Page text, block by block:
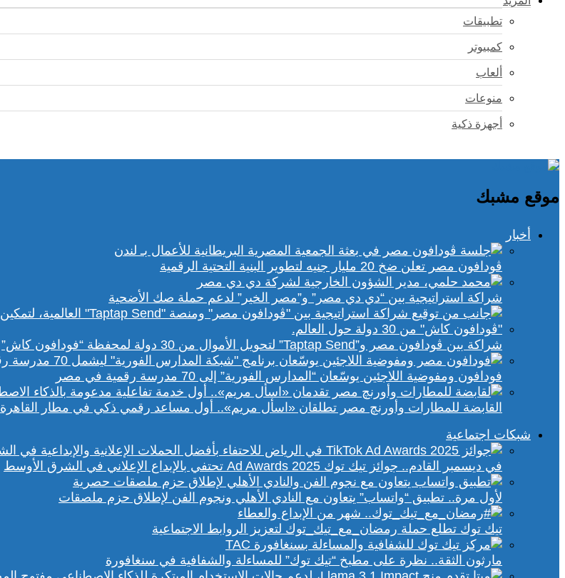
تطبيقات
كمبيوتر
ألعاب
منوعات
أجهزة ذكية
موقع مشبك
أخبار
ڤودافون مصر تعلن ضخ 20 مليار جنيه لتطوير البنية التحتية الرقمية
شراكة استراتيجية بين “دي دي مصر” و”مصر الخير” لدعم حملة صك الأضحية
شراكة بين ڤودافون مصر و”Taptap Send” لتحويل الأموال من 30 دولة لمحفظة “فودافون كاش”
فودافون ومفوضية اللاجئين يوسّعان “المدارس الفورية” إلى 70 مدرسة رقمية في مصر
القابضة للمطارات وأورنچ مصر تطلقان «اسأل مريم».. أول مساعد رقمي ذكي في مطار القاهرة
شبكات اجتماعية
في ديسمبر القادم.. جوائز تيك توك Ad Awards 2025 تحتفي بالإبداع الإعلاني في الشرق الأوسط
لأول مرة.. تطبيق “واتساب” يتعاون مع النادي الأهلي ونجوم الفن لإطلاق حزم ملصقات
تيك توك تطلع حملة رمضان_مع_تيك_توك لتعزيز الروابط الاجتماعية
مارثون الثقة.. نظرة على مطبخ “تيك توك” للمساءلة والشفافية في سنغافورة